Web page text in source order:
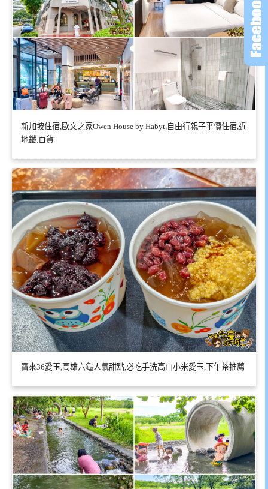
新加坡住宿,歐文之家Owen House by Habyt,自由行親子平價住宿,近
地鐵,百貨
寶來36愛玉,高雄六龜人氣甜點,必吃手洗高山小米愛玉,下午茶推薦